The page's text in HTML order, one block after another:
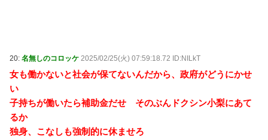
20: 名無しのコロッケ 2025/02/25(火) 07:59:18.72 ID:NILkT
女も働かないと社会が保てないんだから、政府がどうにかせ
い
子持ちが働いたら補助金だせ そのぶんドクシン小梨にあて
るか
独身、こなしも強制的に休ませろ